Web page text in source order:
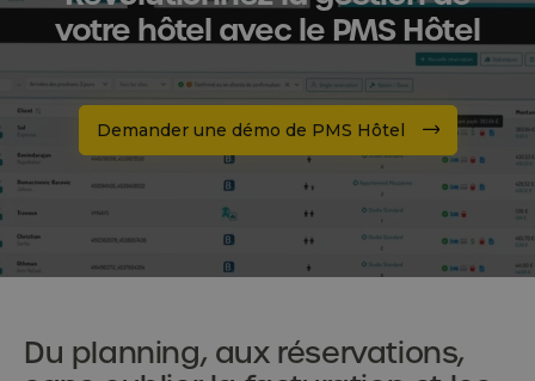
votre hôtel avec le PMS Hôtel
Demander une démo de PMS Hôtel
Du planning, aux réservations,